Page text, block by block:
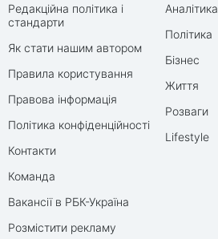
Редакційна політика і
стандарти
Як стати нашим автором
Правила користування
Правова інформація
Політика конфіденційності
Контакти
Команда
Вакансії в РБК-Україна
Розмістити рекламу
Аналітика
Політика
Бізнес
Життя
Розваги
Lifestyle